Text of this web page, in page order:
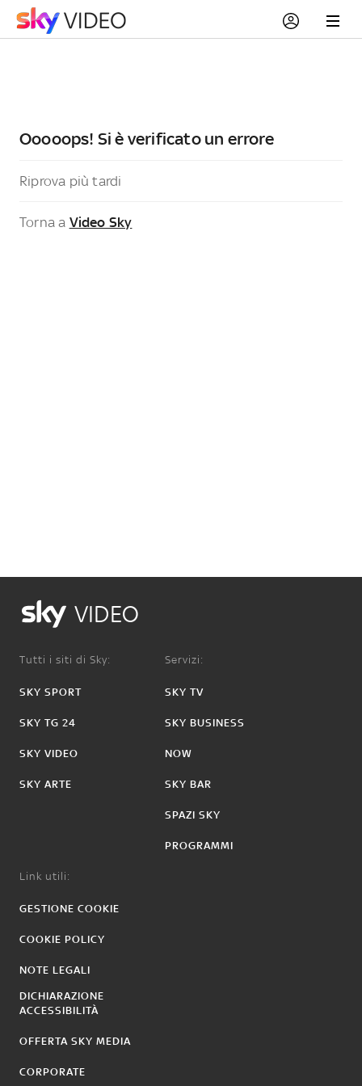
Ooooops! Si è verificato un errore
Riprova più tardi
Torna a Video Sky
VIDEO
Tutti i siti di Sky:
SKY SPORT
SKY TG 24
SKY VIDEO
SKY ARTE
Servizi:
SKY TV
SKY BUSINESS
NOW
SKY BAR
SPAZI SKY
PROGRAMMI
Link utili:
GESTIONE COOKIE
COOKIE POLICY
NOTE LEGALI
DICHIARAZIONE
ACCESSIBILITÀ
OFFERTA SKY MEDIA
CORPORATE